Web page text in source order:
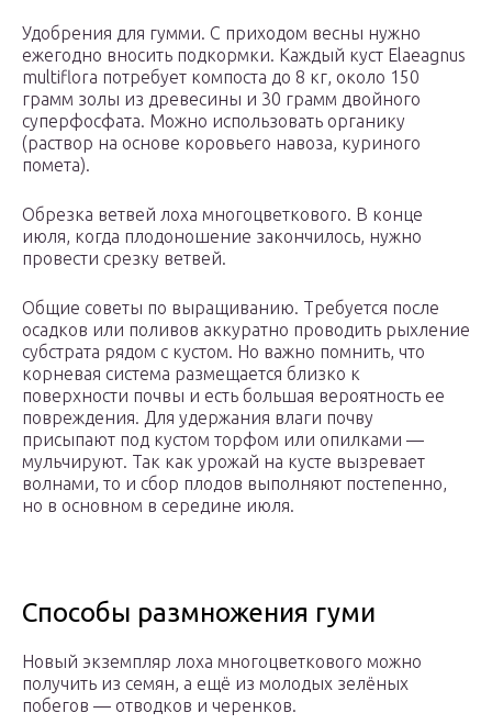
Удобрения для гумми. С приходом весны нужно
ежегодно вносить подкормки. Каждый куст Elaeagnus
multiflora потребует компоста до 8 кг, около 150
грамм золы из древесины и 30 грамм двойного
суперфосфата. Можно использовать органику
(раствор на основе коровьего навоза, куриного
помета).
Обрезка ветвей лоха многоцветкового. В конце
июля, когда плодоношение закончилось, нужно
провести срезку ветвей.
Общие советы по выращиванию. Требуется после
осадков или поливов аккуратно проводить рыхление
субстрата рядом с кустом. Но важно помнить, что
корневая система размещается близко к
поверхности почвы и есть большая вероятность ее
повреждения. Для удержания влаги почву
присыпают под кустом торфом или опилками —
мульчируют. Так как урожай на кусте вызревает
волнами, то и сбор плодов выполняют постепенно,
но в основном в середине июля.
Способы размножения гуми
Новый экземпляр лоха многоцветкового можно
получить из семян, а ещё из молодых зелёных
побегов — отводков и черенков.